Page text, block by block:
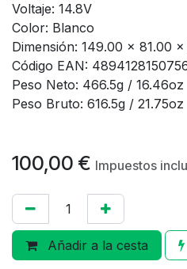
Voltaje: 14.8V
Color: Blanco
Dimensión: 149.00 × 81.00
Código EAN:
Peso Neto: 466.5g / 16.46oz
Peso Bruto: 616.5g / 21.75oz
100,00 € Impuestos
Añadir a la cesta